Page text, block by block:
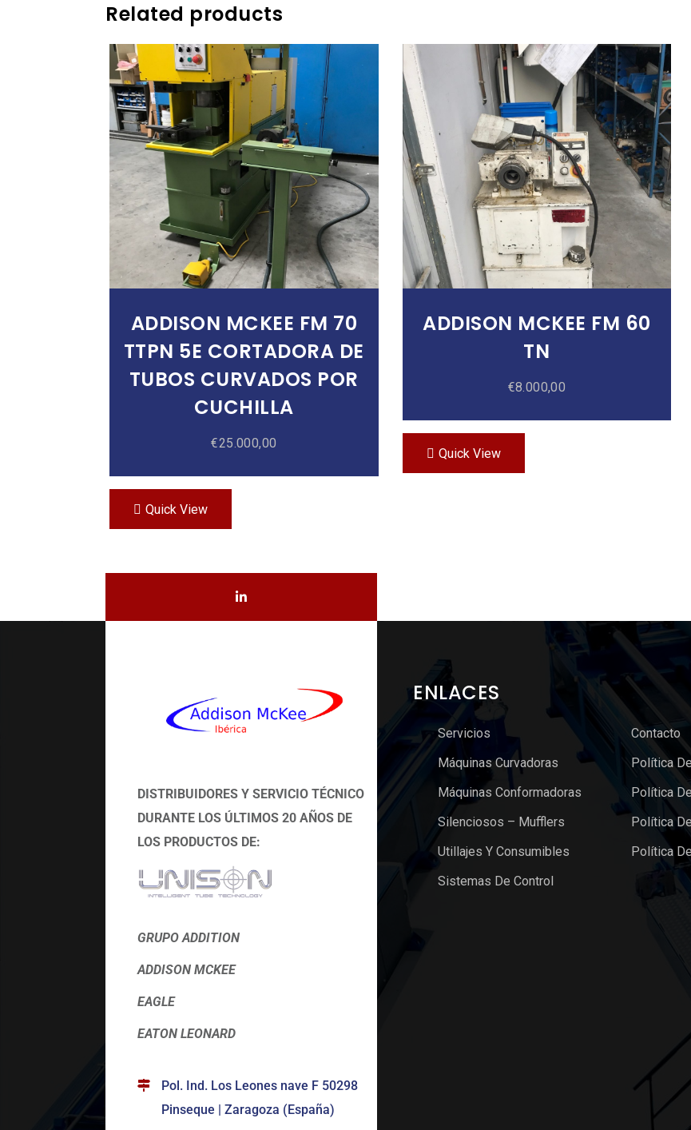
Related products
Añadir Al Carrito
ADDISON MCKEE FM 70
TTPN 5E CORTADORA DE
TUBOS CURVADOS POR
CUCHILLA
€25.000,00
Quick View
Añadir Al Carrito
ADDISON MCKEE FM 60
TN
€8.000,00
Quick View
DISTRIBUIDORES Y SERVICIO TÉCNICO
DURANTE LOS ÚLTIMOS 20 AÑOS DE
LOS PRODUCTOS DE:
GRUPO ADDITION
ADDISON MCKEE
EAGLE
EATON LEONARD
Pol. Ind. Los Leones nave F 50298
Pinseque | Zaragoza (España)
ENLACES
Servicios
Máquinas Curvadoras
Máquinas Conformadoras
Silenciosos – Mufflers
Utillajes Y Consumibles
Sistemas De Control
Contacto
Política
Política
Política
Política